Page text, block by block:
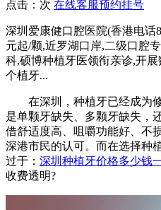
点击： 次 在线客服预约挂号
深圳爱康健口腔医院(香港电话
元起/颗,近罗湖口岸,二级口腔
科,硕博种植牙医领衔亲诊,开
个植牙...
在深圳，种植牙已经成为修
是单颗牙缺失、多颗牙缺失，
借舒适度高、咀嚼功能好、不
深港市民的认可。而在选择种
过于： 深圳种植牙价格多少钱
收费透明?